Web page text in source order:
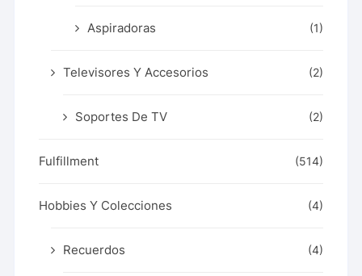
Aspiradoras (1)
Televisores Y Accesorios (2)
Soportes De TV (2)
Fulfillment (514)
Hobbies Y Colecciones (4)
Recuerdos (4)